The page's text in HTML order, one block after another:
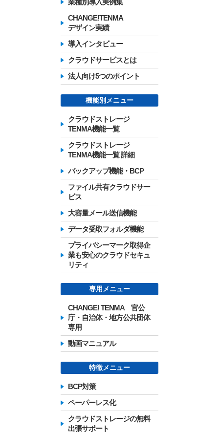
業種別導入実例集
CHANGE!TENMA
デザイン実績
導入インタビュー
クラウドサービスとは
法人向け5つのポイント
機能別メニュー
クラウドストレージ
TENMA機能一覧
クラウドストレージ
TENMA機能一覧 詳細
バックアップ機能・BCP
ファイル共有クラウドサー
ビス
大容量メール送信機能
データ受取フォルダ機能
プライバシーマーク取得企
業も安心のクラウドセキュ
リティ
専用メニュー
CHANGE! TENMA 官公
庁・自治体・地方公共団体
専用
動画マニュアル
特徴メニュー
BCP対策
ペーパーレス化
クラウドストレージの無料
出張サポート